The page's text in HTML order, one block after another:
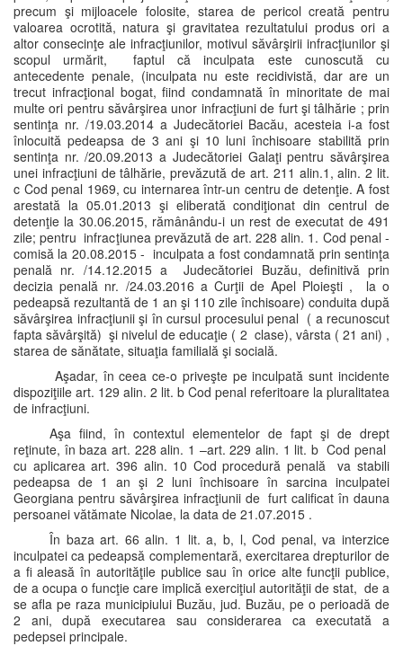
precum şi mijloacele folosite, starea de pericol creată pentru
valoarea ocrotită, natura şi gravitatea rezultatului produs ori a
altor consecinţe ale infracţiunilor, motivul săvârşirii infracţiunilor şi
scopul urmărit, faptul că inculpata este cunoscută cu
antecedente penale, (inculpata nu este recidivistă, dar are un
trecut infracţional bogat, fiind condamnată în minoritate de mai
multe ori pentru săvârşirea unor infracţiuni de furt şi tâlhărie ; prin
sentinţa nr. /19.03.2014 a Judecătoriei Bacău, acesteia i-a fost
înlocuită pedeapsa de 3 ani şi 10 luni închisoare stabilită prin
sentinţa nr. /20.09.2013 a Judecătoriei Galaţi pentru săvârşirea
unei infracţiuni de tâlhărie, prevăzută de art. 211 alin.1, alin. 2 lit.
c Cod penal 1969, cu internarea într-un centru de detenţie. A fost
arestată la 05.01.2013 şi eliberată condiţionat din centrul de
detenţie la 30.06.2015, rămânându-i un rest de executat de 491
zile; pentru infracţiunea prevăzută de art. 228 alin. 1. Cod penal -
comisă la 20.08.2015 - inculpata a fost condamnată prin sentinţa
penală nr. /14.12.2015 a Judecătoriei Buzău, definitivă prin
decizia penală nr. /24.03.2016 a Curţii de Apel Ploieşti , la o
pedeapsă rezultantă de 1 an şi 110 zile închisoare) conduita după
săvârşirea infracţiunii şi în cursul procesului penal ( a recunoscut
fapta săvârşită) şi nivelul de educaţie ( 2 clase), vârsta ( 21 ani) ,
starea de sănătate, situaţia familială şi socială.
Aşadar, în ceea ce-o priveşte pe inculpată sunt incidente
dispoziţiile art. 129 alin. 2 lit. b Cod penal referitoare la pluralitatea
de infracţiuni.
Aşa fiind, în contextul elementelor de fapt şi de drept
reţinute, în baza art. 228 alin. 1 –art. 229 alin. 1 lit. b Cod penal
cu aplicarea art. 396 alin. 10 Cod procedură penală va stabili
pedeapsa de 1 an şi 2 luni închisoare în sarcina inculpatei
Georgiana pentru săvârşirea infracţiunii de furt calificat în dauna
persoanei vătămate Nicolae, la data de 21.07.2015 .
În baza art. 66 alin. 1 lit. a, b, l, Cod penal, va interzice
inculpatei ca pedeapsă complementară, exercitarea drepturilor de
a fi aleasă în autorităţile publice sau în orice alte funcţii publice,
de a ocupa o funcţie care implică exerciţiul autorităţii de stat, de a
se afla pe raza municipiului Buzău, jud. Buzău, pe o perioadă de
2 ani, după executarea sau considerarea ca executată a
pedepsei principale.